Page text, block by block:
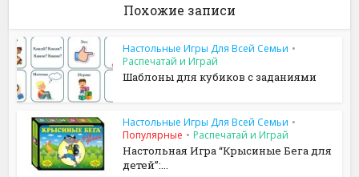
Похожие записи
Настольные Игры Для Всей Семьи •
Распечатай и Играй
Шаблоны для кубиков с заданиями
Настольные Игры Для Всей Семьи •
Популярные • Распечатай и Играй
Настольная Игра “Крысиные Бега для
детей”:...